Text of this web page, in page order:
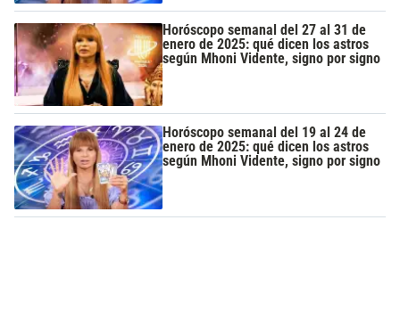
Horóscopo semanal del 27 al 31 de
enero de 2025: qué dicen los astros
según Mhoni Vidente, signo por signo
Horóscopo semanal del 19 al 24 de
enero de 2025: qué dicen los astros
según Mhoni Vidente, signo por signo